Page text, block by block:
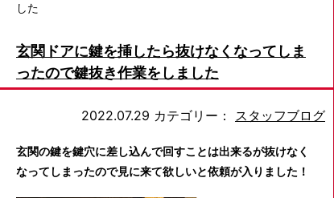
した
玄関ドアに鍵を挿したら抜けなくなってしま
ったので鍵抜き作業をしました
2022.07.29 カテゴリー： スタッフブログ
玄関の鍵を鍵穴に差し込んで回すことは出来るが抜けなく
なってしまったので見に来て欲しいと依頼が入りました！